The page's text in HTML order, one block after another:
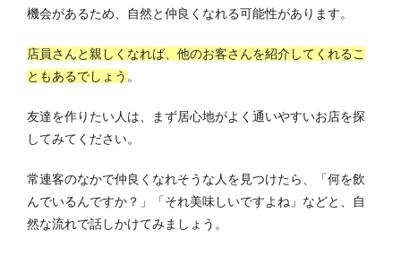
機会があるため、自然と仲良くなれる可能性があります。
店員さんと親しくなれば、他のお客さんを紹介してくれるこ
ともあるでしょう 。
友達を作りたい人は、まず居心地がよく通いやすいお店を探
してみてください。
常連客のなかで仲良くなれそうな人を見つけたら、「何を飲
んでいるんですか？」「それ美味しいですよね」などと、自
然な流れで話しかけてみましょう。